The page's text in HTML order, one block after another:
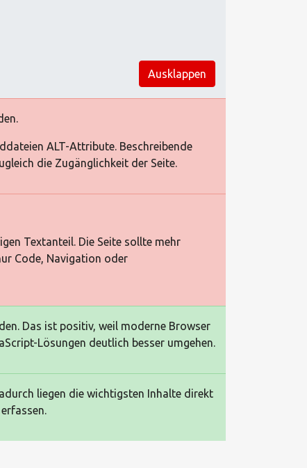
Ausklappen
ALT-Attribute. Beschreibende
die Zugänglichkeit der Seite.
Textanteil. Die Seite sollte mehr
Code, Navigation oder
Das ist positiv, weil moderne Browser
Lösungen deutlich besser umgehen.
liegen die wichtigsten Inhalte direkt